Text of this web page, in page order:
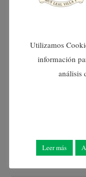
octubre 2024
setembre 2024
Utilizamos
información
análisis
Leer más